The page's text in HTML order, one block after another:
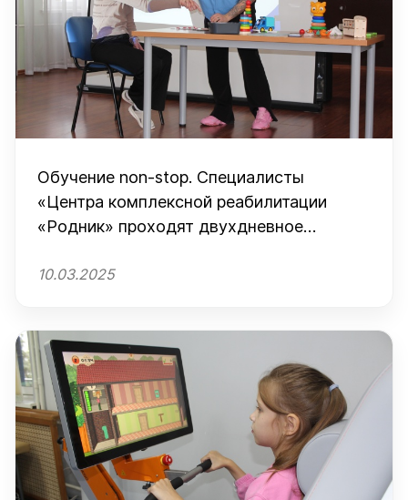
Обучение non-stop. Специалисты
«Центра комплексной реабилитации
«Родник» проходят двухдневное
10.03.2025